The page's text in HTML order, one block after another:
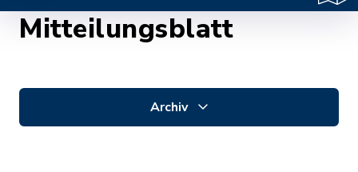
Mitteilungsblatt
Archiv